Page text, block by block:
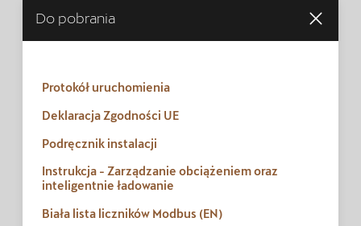
Do pobrania
Protokół uruchomienia
Deklaracja Zgodności UE
Podręcznik instalacji
Instrukcja - Zarządzanie obciążeniem oraz
inteligentnie ładowanie
Biała lista liczników Modbus (EN)